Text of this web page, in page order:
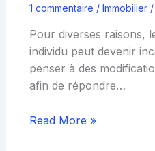
1 commentaire / Immobilier/
Pour diverses raisons,
individu peut devenir
penser à des
afin de répondre…
Read More »